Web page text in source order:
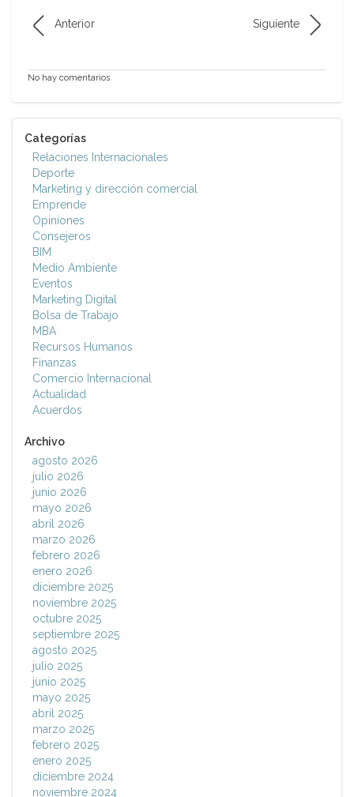
Anterior Siguiente
No hay comentarios
Categorías
Relaciones Internacionales
Deporte
Marketing y dirección comercial
Emprende
Opiniones
Consejeros
BIM
Medio Ambiente
Eventos
Marketing Digital
Bolsa de Trabajo
MBA
Recursos Humanos
Finanzas
Comercio Internacional
Actualidad
Acuerdos
Archivo
agosto 2026
julio 2026
junio 2026
mayo 2026
abril 2026
marzo 2026
febrero 2026
enero 2026
diciembre 2025
noviembre 2025
octubre 2025
septiembre 2025
agosto 2025
julio 2025
junio 2025
mayo 2025
abril 2025
marzo 2025
febrero 2025
enero 2025
diciembre 2024
noviembre 2024